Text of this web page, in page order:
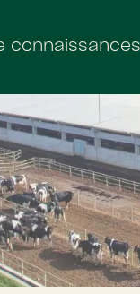
connaissances